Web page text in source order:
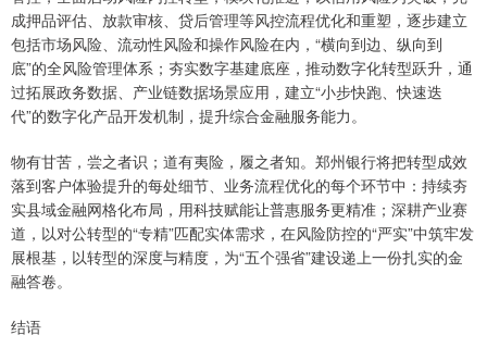
成押品评估、放款审核、贷后管理等风控流程优化和重塑，逐步建立
包括市场风险、流动性风险和操作风险在内，“横向到边、纵向到
底”的全风险管理体系；夯实数字基建底座，推动数字化转型跃升，通
过拓展政务数据、产业链数据场景应用，建立“小步快跑、快速迭
代”的数字化产品开发机制，提升综合金融服务能力。
物有甘苦，尝之者识；道有夷险，履之者知。郑州银行将把转型成效
落到客户体验提升的每处细节、业务流程优化的每个环节中：持续夯
实县域金融网格化布局，用科技赋能让普惠服务更精准；深耕产业赛
道，以对公转型的“专精”匹配实体需求，在风险防控的“严实”中筑牢发
展根基，以转型的深度与精度，为“五个强省”建设递上一份扎实的金
融答卷。
结语